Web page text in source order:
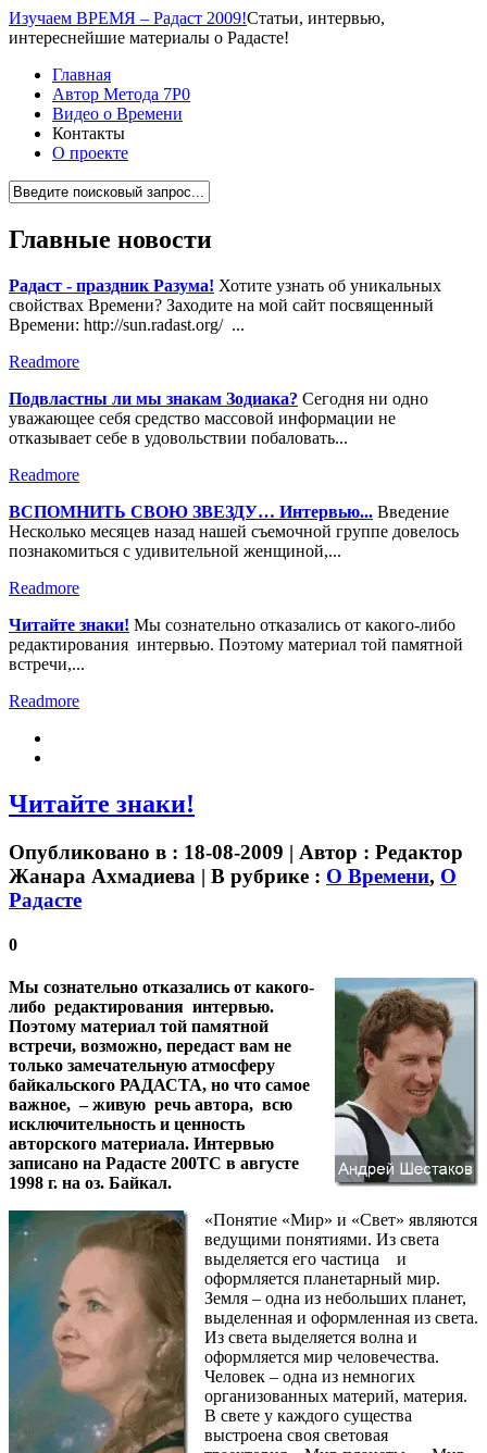
Изучаем ВРЕМЯ – Радаст 2009!Статьи, интервью,
интереснейшие материалы о Радасте!
Главная
Автор Метода 7Р0
Видео о Времени
Контакты
О проекте
Главные новости
Радаст - праздник Разума! Хотите узнать об уникальных
свойствах Времени? Заходите на мой сайт посвященный
Времени: http://sun.radast.org/ ...
Readmore
Подвластны ли мы знакам Зодиака? Сегодня ни одно
уважающее себя средство массовой информации не
отказывает себе в удовольствии побаловать...
Readmore
ВСПОМНИТЬ СВОЮ ЗВЕЗДУ… Интервью... Введение
Несколько месяцев назад нашей съемочной группе довелось
познакомиться с удивительной женщиной,...
Readmore
Читайте знаки! Мы сознательно отказались от какого-либо
редактирования интервью. Поэтому материал той памятной
встречи,...
Readmore
Читайте знаки!
Опубликовано в : 18-08-2009 | Автор : Редактор
Жанара Ахмадиева | В рубрике : О Времени, О
Радасте
0
Мы сознательно отказались от какого-
либо редактирования интервью.
Поэтому материал той памятной
встречи, возможно, передаст вам не
только замечательную атмосферу
байкальского РАДАСТА, но что самое
важное, – живую речь автора, всю
исключительность и ценность
авторского материала. Интервью
записано на Радасте 200ТС в августе
1998 г. на оз. Байкал.
«Понятие «Мир» и «Свет» являются
ведущими понятиями. Из света
выделяется его частица и
оформляется планетарный мир.
Земля – одна из небольших планет,
выделенная и оформленная из света.
Из света выделяется волна и
оформляется мир человечества.
Человек – одна из немногих
организованных материй, материя.
В свете у каждого существа
выстроена своя световая